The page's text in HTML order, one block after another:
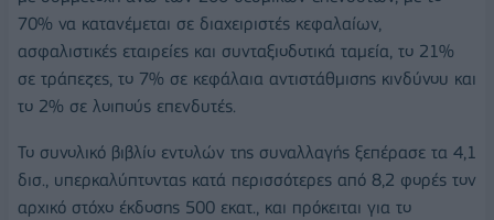
70% να κατανέμεται σε διαχειριστές κεφαλαίων,
ασφαλιστικές εταιρείες και συνταξιοδοτικά ταμεία, το 21%
σε τράπεζες, το 7% σε κεφάλαια αντιστάθμισης κινδύνου και
το 2% σε λοιπούς επενδυτές.
Το συνολικό βιβλίο εντολών της συναλλαγής ξεπέρασε τα 4,1
δισ., υπερκαλύπτοντας κατά περισσότερες από 8,2 φορές τον
αρχικό στόχο έκδοσης 500 εκατ., και πρόκειται για το